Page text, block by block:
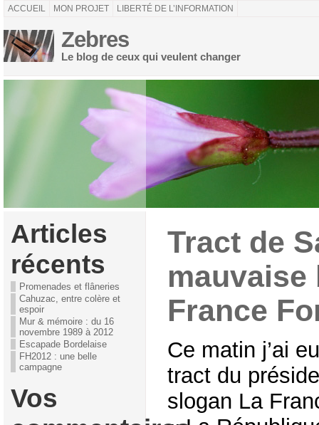
ACCUEIL MON PROJET LIBERTÉ DE L’INFORMATION
Zebres
Le blog de ceux qui veulent changer
Articles
récents
Promenades et flâneries
Cahuzac, entre colère et
espoir
Mur & mémoire : du 16
novembre 1989 à 2012
Escapade Bordelaise
FH2012 : une belle
campagne
Vos
Tract de
mauvaise
France
Ce matin j’ai
tract du
slogan La